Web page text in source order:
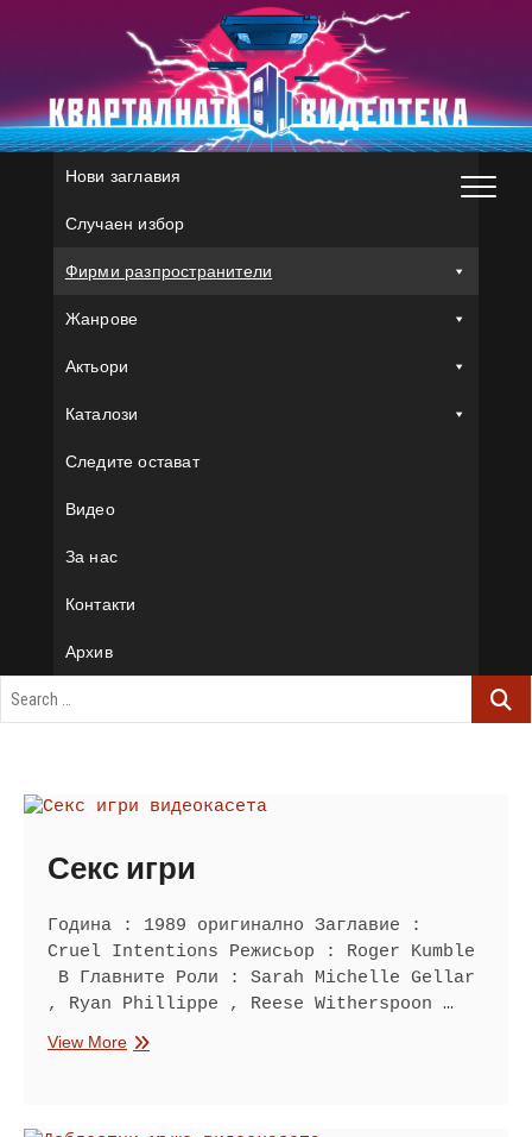
Нови заглавия
Случаен избор
Фирми разпространители
Жанрове
Актьори
Каталози
Следите остават
Видео
За нас
Контакти
Архив
Секс игри
Година : 1989 оригинално Заглавие :
Cruel Intentions Режисьор : Roger Kumble
В Главните Роли : Sarah Michelle Gellar
, Ryan Phillippe , Reese Witherspoon …
View MoreСекс